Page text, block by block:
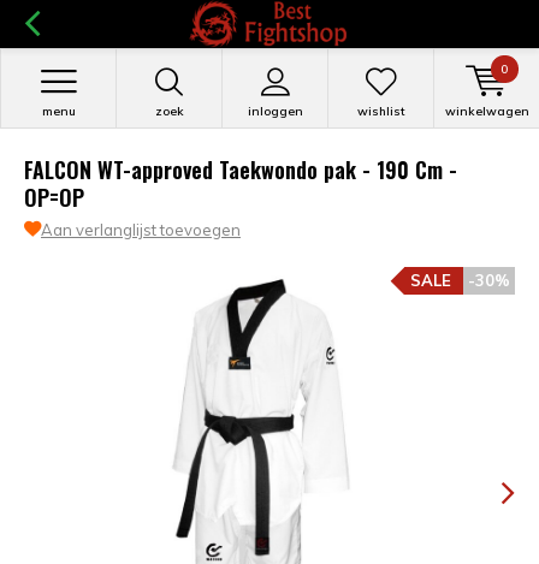
zoek inloggen
menu wishlist winkelwagen
0
FALCON WT-approved Taekwondo pak - 190 Cm -
OP=OP
Aan verlanglijst toevoegen
-30%
SALE